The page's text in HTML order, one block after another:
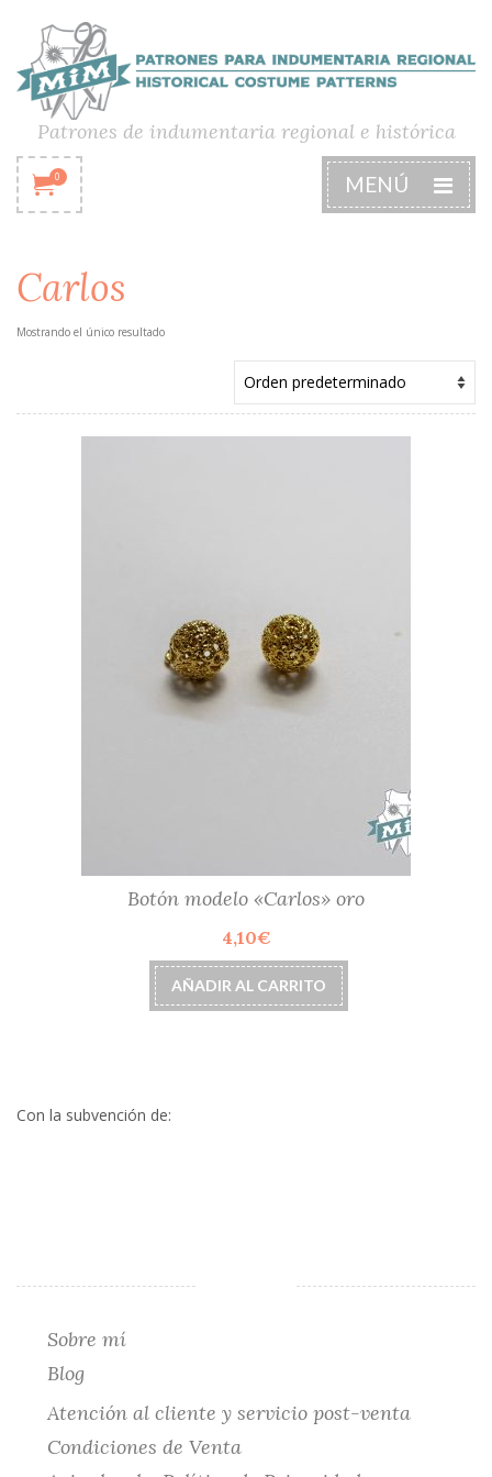
Patrones de indumentaria regional e histórica
0 MENÚ
Carlos
Mostrando el único resultado
Botón modelo «Carlos» oro
4,10€
AÑADIR AL CARRITO
Con la subvención de:
Sobre mí
Blog
Atención al cliente y servicio post-venta
Condiciones de Venta